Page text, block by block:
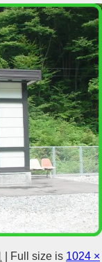
Full size is 1024 ×